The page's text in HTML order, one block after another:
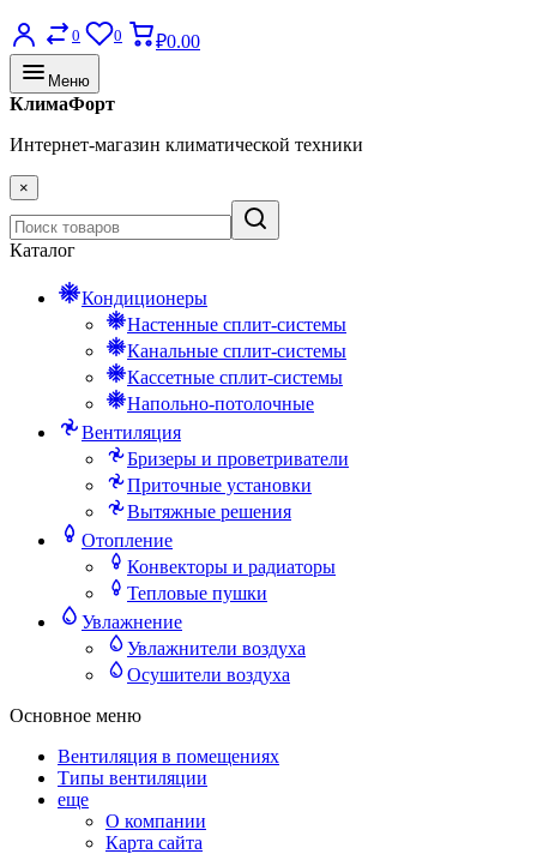
0 0 ₽0.00
Меню
КлимаФорт
Интернет-магазин климатической техники
×
Каталог
Кондиционеры
Настенные сплит-системы
Канальные сплит-системы
Кассетные сплит-системы
Напольно-потолочные
Вентиляция
Бризеры и проветриватели
Приточные установки
Вытяжные решения
Отопление
Конвекторы и радиаторы
Тепловые пушки
Увлажнение
Увлажнители воздуха
Осушители воздуха
Основное меню
Вентиляция в помещениях
Типы вентиляции
еще
О компании
Карта сайта